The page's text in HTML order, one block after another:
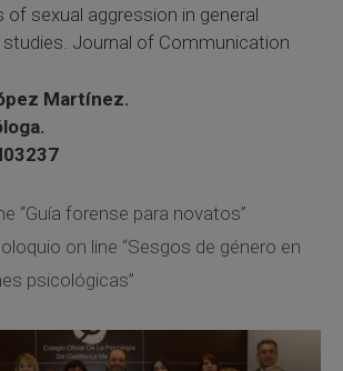
of sexual aggression in general
Journal of Communication
Martínez.
“Guía forense para novatos”
on line “Sesgos de género en
psicológicas”